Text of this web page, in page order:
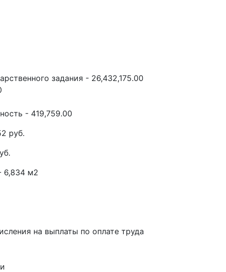
задания - 26,432,175.00
- 419,759.00
руб.
6,834 м2
на выплаты по оплате труда